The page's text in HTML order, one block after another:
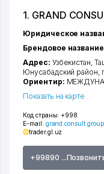
1. GRAND
Код страны: +998
E-mail:
trader.gl.uz
+99890
Юридическое
Брендовое
Адрес: Узбекистан,
Юнусабадский район,
Ориентир:
Показать на карте